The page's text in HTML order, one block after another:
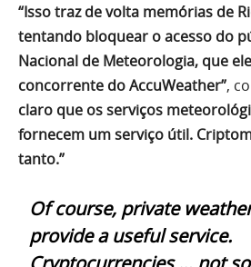
“Isso traz de volta memórias de
tentando bloquear o acesso do
Nacional de Meteorologia, que
concorrente do AccuWeather”,
claro que os serviços
fornecem um serviço útil.
tanto.”
Of course, private
provide a useful service.